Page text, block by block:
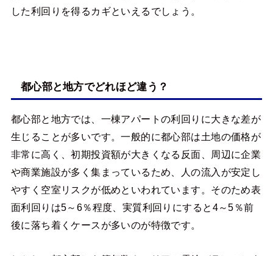
した利回りを得るカギといえるでしょう。
都心部と地方でどれほど違う？
都心部と地方では、一棟アパートの利回りに大きな差が
生じることが多いです。一般的に都心部は土地の価格が
非常に高く、初期投資額が大きくなる反面、周辺に企業
や商業施設が多く集まっているため、人の流入が安定し
やすく空室リスクが低めといわれています。そのため表
面利回りは5～6％程度、実質利回りにすると4～5％前
後に落ち着くケースが多いのが特徴です。